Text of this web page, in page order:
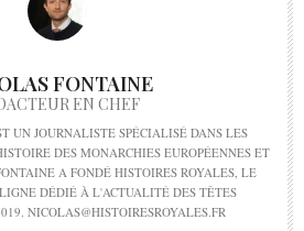
FONTAINE
EN CHEF
UN JOURNALISTE SPÉCIALISÉ DANS LES
DES MONARCHIES EUROPÉENNES ET
A FONDÉ HISTOIRES ROYALES, LE
DÉDIÉ À L'ACTUALITÉ DES TÊTES
NICOLAS@HISTOIRESROYALES.FR